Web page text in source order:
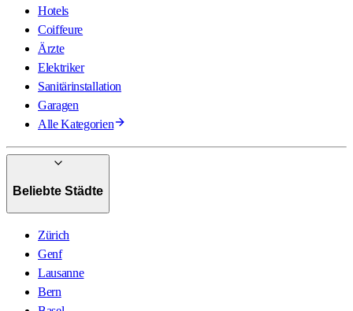
Hotels
Coiffeure
Ärzte
Elektriker
Sanitärinstallation
Garagen
Alle Kategorien
Beliebte Städte
Zürich
Genf
Lausanne
Bern